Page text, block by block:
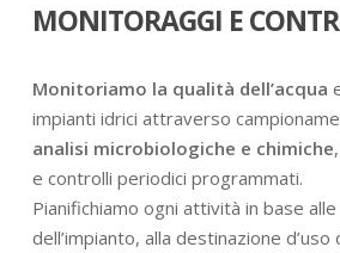
MONITORAGGI E
Monitoriamo la qualità dell’acqua
impianti idrici attraverso
analisi microbiologiche e chimiche
e controlli periodici programmati.
Pianifichiamo ogni attività in base
dell’impianto, alla destinazione